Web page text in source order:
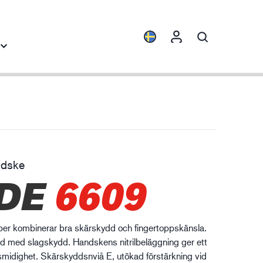
SPARX™
& HEAT™
och
Logistik
6609
kombinerar bra skärskydd och fingertoppskänsla.
med slagskydd. Handskens nitrilbeläggning ger ett
Skärskyddsnviå E, utökad förstärkning vid